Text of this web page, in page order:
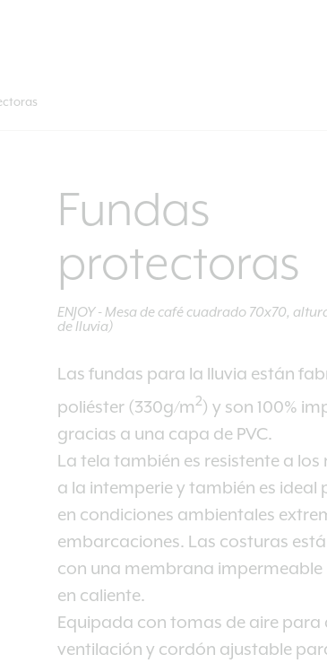
Fundas
protectoras
ENJOY - Mesa de café cuadrado 70x70,
de lluvia)
Las fundas para la lluvia están
poliéster (330g/m2) y son 100%
gracias a una capa de PVC.
La tela también es resistente a los
a la intemperie y también es ideal
en condiciones ambientales
embarcaciones. Las costuras
con una membrana
en caliente.
Equipada con tomas de aire para
ventilación y cordón ajustable